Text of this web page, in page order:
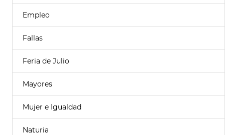
Empleo
Fallas
Feria de Julio
Mayores
Mujer e Igualdad
Naturia